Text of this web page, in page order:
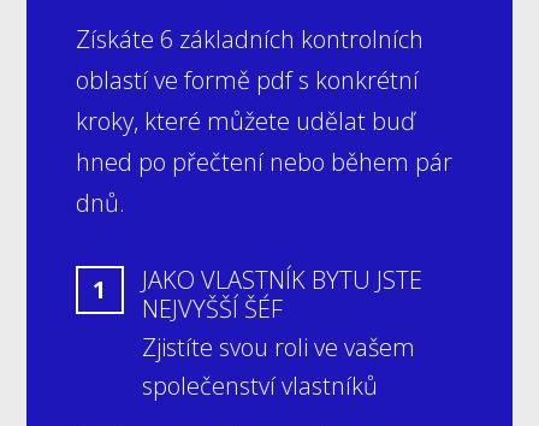
Získáte 6 základních kontrolních
oblastí ve formě pdf s konkrétní
kroky, které můžete udělat buď
hned po přečtení nebo během pár
dnů.
1
JAKO VLASTNÍK BYTU JSTE
NEJVYŠŠÍ ŠÉF
Zjistíte svou roli ve vašem
společenství vlastníků